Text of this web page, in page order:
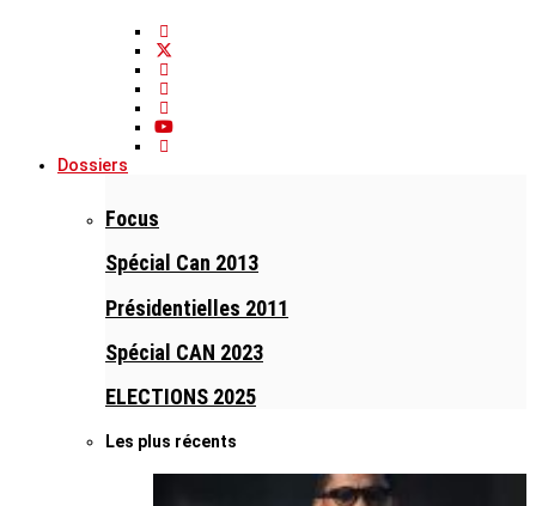
Dossiers
Focus
Spécial Can 2013
Présidentielles 2011
Spécial CAN 2023
ELECTIONS 2025
Les plus récents